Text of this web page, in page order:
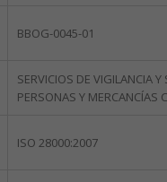
BBOG-0045-01
SERVICIOS DE VIGILANCIA
PERSONAS Y MERCANCÍAS
ISO 28000:2007